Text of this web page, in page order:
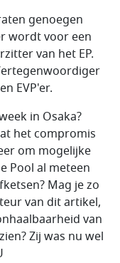
genoegen
wordt voor een
van het EP.
EVP'er.
in Osaka?
het compromis
om mogelijke
Pool al meteen
Mag je zo
van dit artikel,
van
Zij was nu wel